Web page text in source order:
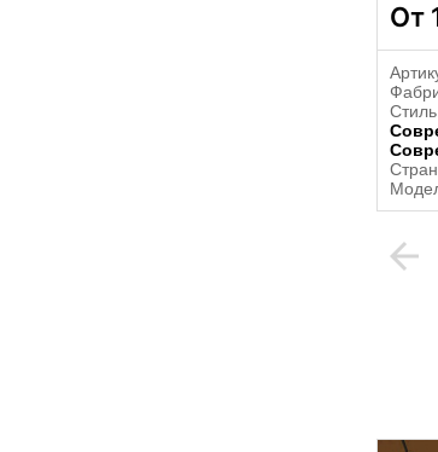
От
Стиль
arrow_back